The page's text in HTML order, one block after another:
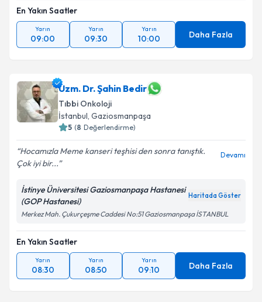
En Yakın Saatler
Yarın
09:00
Yarın
09:30
Yarın
10:00 Daha Fazla
Uzm. Dr. Şahin Bedir
Tıbbi Onkoloji
İstanbul, Gaziosmanpaşa
5 (8 Değerlendirme)
Hocamızla Meme kanseri teşhisi den sonra tanıştık.
Çok iyi bir...
Devamı
İstinye Üniversitesi Gaziosmanpaşa Hastanesi
(GOP Hastanesi)
Haritada Göster
Merkez Mah. Çukurçeşme Caddesi No:51 Gaziosmanpaşa İSTANBUL
En Yakın Saatler
Yarın
08:30
Yarın
08:50
Yarın
09:10 Daha Fazla